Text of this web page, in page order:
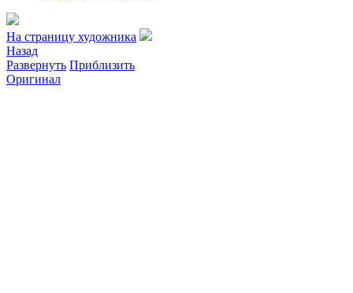
На страницу художника
Назад
Развернуть Приблизить
Оригинал